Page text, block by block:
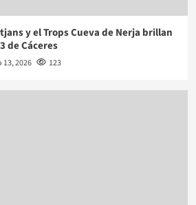
y el Trops Cueva de Nerja brillan
de Cáceres
13, 2026 123